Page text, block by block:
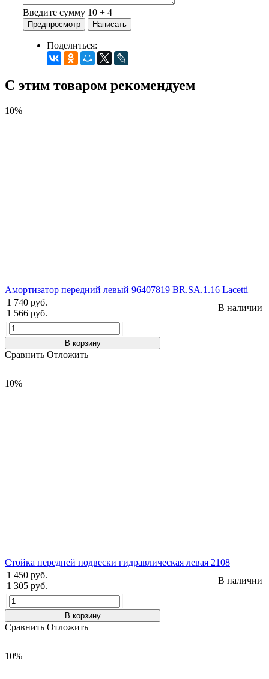
Введите сумму 10 + 4
Поделиться:
С этим товаром рекомендуем
10%
Амортизатор передний левый 96407819 BR.SA.1.16 Lacetti
1 740 руб.
1 566 руб.
В наличии
В корзину
Сравнить Отложить
10%
Стойка передней подвески гидравлическая левая 2108
1 450 руб.
1 305 руб.
В наличии
В корзину
Сравнить Отложить
10%